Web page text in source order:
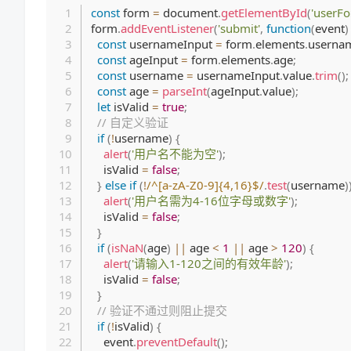
const form = document.getElementById(
form.addEventListener('submit', function(event)
const usernameInput = form.elements.
const ageInput = form.elements.age;
const username = usernameInput.value.trim();
const age = parseInt(ageInput.value);
let isValid = true;
// 自定义验证
if (!username) {
alert('用户名不能为空');
    isValid
= false;
} else if (!/^[a-zA-Z0-9]{4,16}$/.test(username))
alert('用户名需为4-16位字母或数字');
    isValid
= false;
}
if (isNaN(age) || age < 1 || age > 120) {
alert('请输入1-120之间的有效年龄');
    isValid
= false;
}
// 验证不通过则阻止提交
if (!isValid) {
    event
.preventDefault();